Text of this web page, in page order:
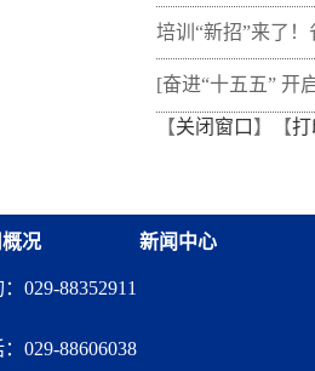
培训“新招”来了！
新"以审代训"，
从"听"变"练"
[奋进“十五五” 开
融资担保体系这
【关闭窗口 】【打
况 新闻中心
029-88352911
029-88606038